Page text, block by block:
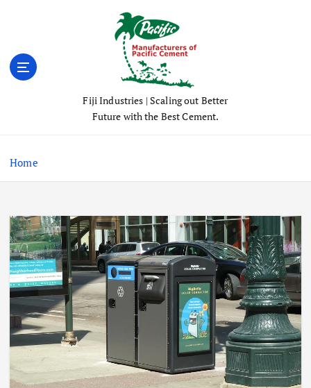
n
Fiji Industries | Scaling out Better
Future with the Best Cement.
Home